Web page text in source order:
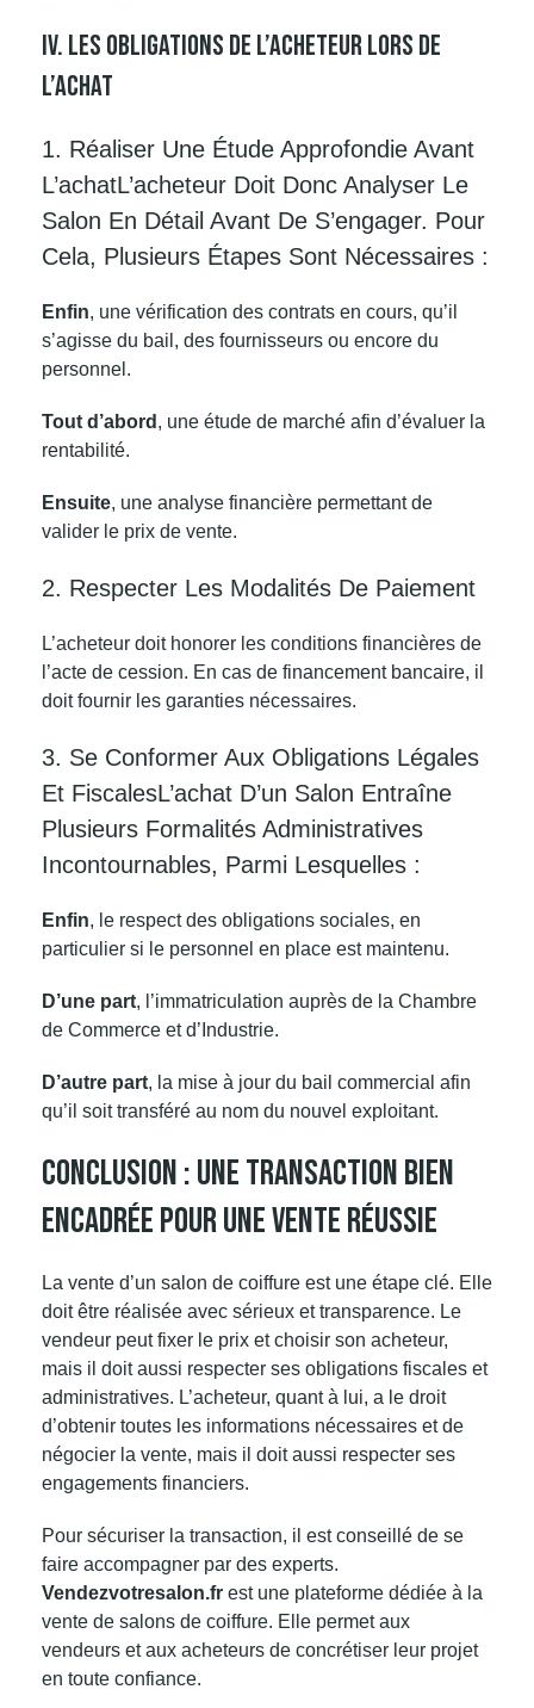
IV. Les Obligations De L’acheteur Lors De
L’achat
1. Réaliser Une Étude Approfondie Avant
L’achatL’acheteur Doit Donc Analyser Le
Salon En Détail Avant De S’engager. Pour
Cela, Plusieurs Étapes Sont Nécessaires :
Enfin, une vérification des contrats en cours, qu’il
s’agisse du bail, des fournisseurs ou encore du
personnel.
Tout d’abord , une étude de marché afin d’évaluer la
rentabilité.
Ensuite, une analyse financière permettant de
valider le prix de vente.
2. Respecter Les Modalités De Paiement
L’acheteur doit honorer les conditions financières de
l’acte de cession. En cas de financement bancaire, il
doit fournir les garanties nécessaires.
3. Se Conformer Aux Obligations Légales
Et FiscalesL’achat D’un Salon Entraîne
Plusieurs Formalités Administratives
Incontournables, Parmi Lesquelles :
Enfin, le respect des obligations sociales, en
particulier si le personnel en place est maintenu.
D’une part, l’immatriculation auprès de la Chambre
de Commerce et d’Industrie.
D’autre part, la mise à jour du bail commercial afin
qu’il soit transféré au nom du nouvel exploitant.
Conclusion : Une Transaction Bien
Encadrée Pour Une Vente Réussie
La vente d’un salon de coiffure est une étape clé. Elle
doit être réalisée avec sérieux et transparence. Le
vendeur peut fixer le prix et choisir son acheteur,
mais il doit aussi respecter ses obligations fiscales et
administratives. L’acheteur, quant à lui, a le droit
d’obtenir toutes les informations nécessaires et de
négocier la vente, mais il doit aussi respecter ses
engagements financiers.
Pour sécuriser la transaction, il est conseillé de se
faire accompagner par des experts.
Vendezvotresalon.fr est une plateforme dédiée à la
vente de salons de coiffure. Elle permet aux
vendeurs et aux acheteurs de concrétiser leur projet
en toute confiance.